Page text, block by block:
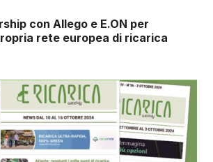
con Allego e E.ON per
rete europea di ricarica